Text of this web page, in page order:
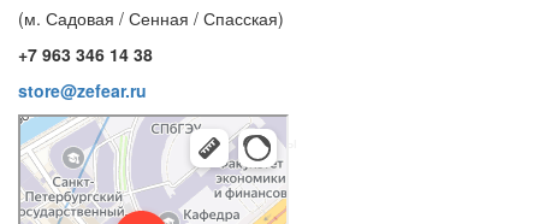
(м. Садовая / Сенная / Спасская)
+7 963 346 14 38
store@zefear.ru
Санкт‑Петербург
Банковский переулок, 6 — Яндекс Карты